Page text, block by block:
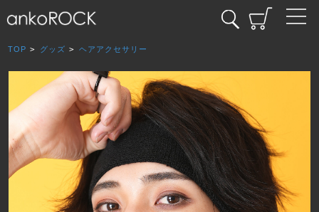
TOP > グッズ > ヘアアクセサリー